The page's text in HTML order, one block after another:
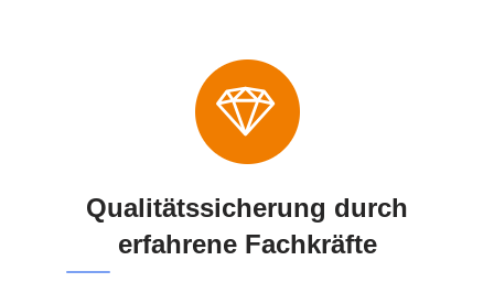
Qualitätssicherung durch
erfahrene Fachkräfte